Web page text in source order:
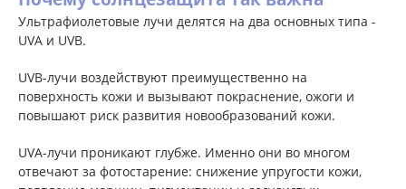
Ультрафиолетовые лучи делятся на два основных типа -
UVA и UVB.
UVB-лучи воздействуют преимущественно на
поверхность кожи и вызывают покраснение, ожоги и
повышают риск развития новообразований кожи.
UVA-лучи проникают глубже. Именно они во многом
отвечают за фотостарение: снижение упругости кожи,